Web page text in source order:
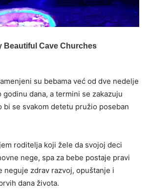
su bebama već od dve nedelje
godinu dana, a termini se zakazuju
bi se svakom detetu pružio poseban
roditelja koji žele da svojoj deci
nege, spa za bebe postaje pravi
neguje zdrav razvoj, opuštanje i
dana života.